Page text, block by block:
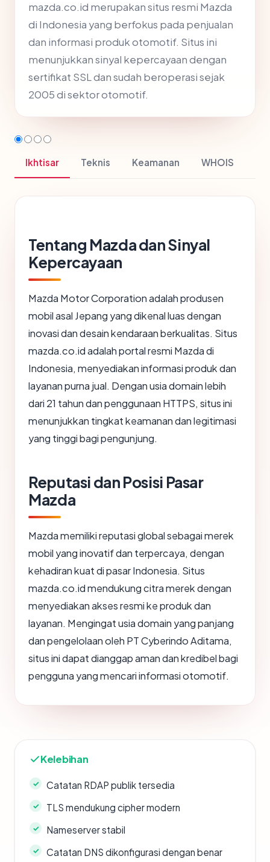
mazda.co.id merupakan situs resmi Mazda
di Indonesia yang berfokus pada penjualan
dan informasi produk otomotif. Situs ini
menunjukkan sinyal kepercayaan dengan
sertifikat SSL dan sudah beroperasi sejak
2005 di sektor otomotif.
Ikhtisar Teknis Keamanan WHOIS
Tentang Mazda dan Sinyal
Kepercayaan
Mazda Motor Corporation adalah produsen
mobil asal Jepang yang dikenal luas dengan
inovasi dan desain kendaraan berkualitas. Situs
mazda.co.id adalah portal resmi Mazda di
Indonesia, menyediakan informasi produk dan
layanan purna jual. Dengan usia domain lebih
dari 21 tahun dan penggunaan HTTPS, situs ini
menunjukkan tingkat keamanan dan legitimasi
yang tinggi bagi pengunjung.
Reputasi dan Posisi Pasar
Mazda
Mazda memiliki reputasi global sebagai merek
mobil yang inovatif dan terpercaya, dengan
kehadiran kuat di pasar Indonesia. Situs
mazda.co.id mendukung citra merek dengan
menyediakan akses resmi ke produk dan
layanan. Mengingat usia domain yang panjang
dan pengelolaan oleh PT Cyberindo Aditama,
situs ini dapat dianggap aman dan kredibel bagi
pengguna yang mencari informasi otomotif.
Kelebihan
Catatan RDAP publik tersedia
TLS mendukung cipher modern
Nameserver stabil
Catatan DNS dikonfigurasi dengan benar